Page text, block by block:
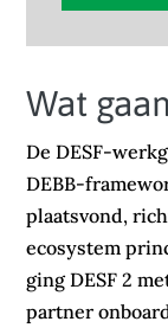
Wat
De DESF-
DEBB-
plaatsvond,
ecosystem
ging DESF 2
partner